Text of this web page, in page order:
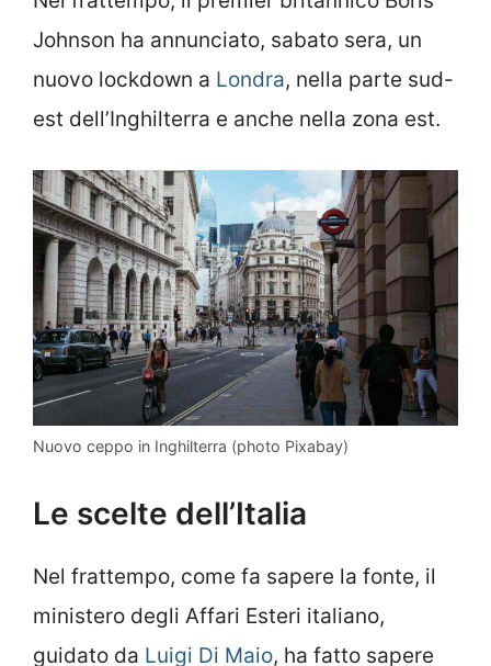
Johnson ha annunciato, sabato sera, un
nuovo lockdown a Londra, nella parte sud-
est dell’Inghilterra e anche nella zona est.
Nuovo ceppo in Inghilterra (photo Pixabay)
Le scelte dell’Italia
Nel frattempo, come fa sapere la fonte, il
ministero degli Affari Esteri italiano,
guidato da Luigi Di Maio, ha fatto sapere